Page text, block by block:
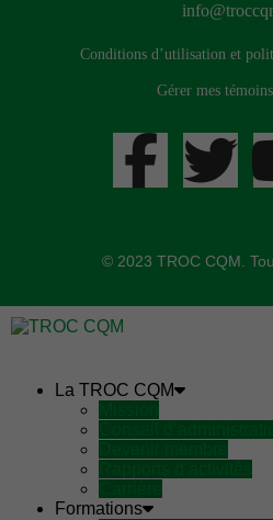
Conditions d’utilisation et
Gérer mes
© 2023 TROC CQM.
La TROC CQM
Formations